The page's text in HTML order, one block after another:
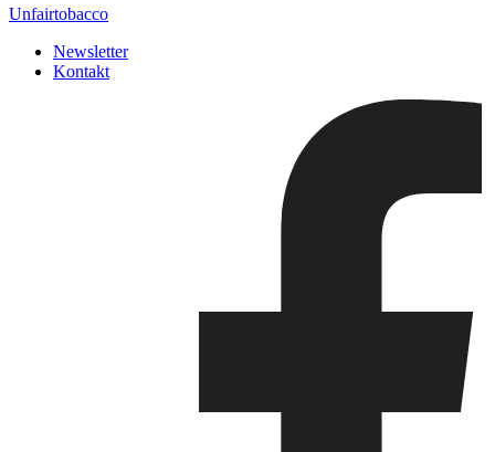
Unfairtobacco
Newsletter
Kontakt